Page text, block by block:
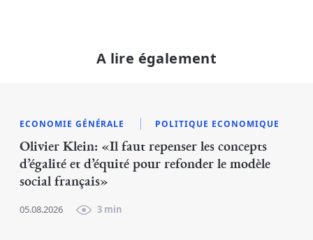
A lire également
ECONOMIE GÉNÉRALE POLITIQUE ECONOMIQUE
Olivier Klein: «Il faut repenser les concepts
d’égalité et d’équité pour refonder le modèle
social français»
05.08.2026 3 min